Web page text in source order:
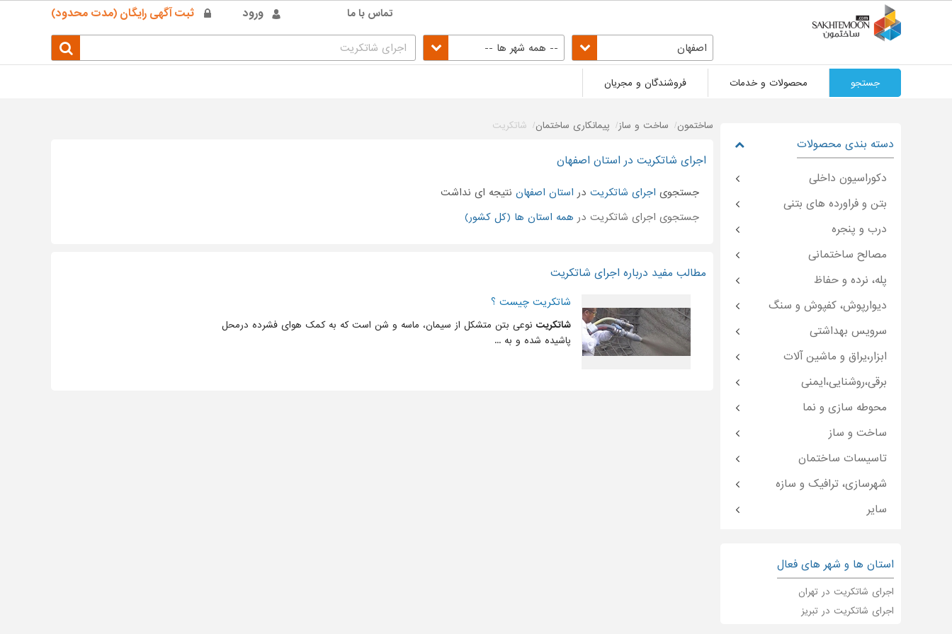
ورود ثبت آگهی رایگان (مدت محدود) تماس با ما
اصفهان -- همه شهر ها --
جستجو محصولات و خدمات فروشندگان و مجریان
ساختمون ساخت و ساز پیمانکاری ساختمان شاتکریت
اجرای شاتکریت در استان اصفهان
جستجوی اجرای شاتکریت در استان اصفهان نتیجه ای نداشت
جستجوی اجرای شاتکریت در همه استان ها (کل کشور)
مطالب مفید درباره اجرای شاتکریت
شاتکریت چیست ؟
شاتکریت نوعی بتن متشکل از سیمان، ماسه و شن است که به کمک هوای فشرده درمحل
پاشیده شده و به ...
دسته بندی محصولات
دکوراسیون داخلی
بتن و فراورده های بتنی
درب و پنجره
مصالح ساختمانی
پله، نرده و حفاظ
دیوارپوش، کفپوش و سنگ
سرویس بهداشتی
ابزار،یراق و ماشین آلات
برقی،روشنایی،ایمنی
محوطه سازی و نما
ساخت و ساز
تاسیسات ساختمان
شهرسازی، ترافیک و سازه
سایر
استان ها و شهر های فعال
اجرای شاتکریت در تهران
اجرای شاتکریت در تبریز